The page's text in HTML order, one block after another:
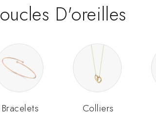
D'oreilles
Bracelets Colliers